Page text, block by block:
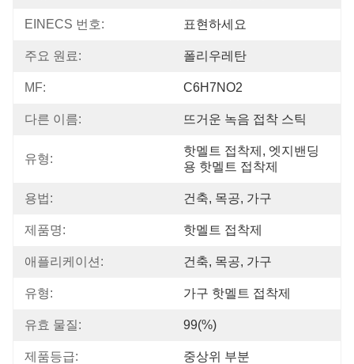
EINECS 번호: 표현하세요
주요 원료: 폴리우레탄
MF: C6H7NO2
다른 이름: 뜨거운 녹음 접착 스틱
유형:
핫멜트 접착제, 엣지밴딩
용 핫멜트 접착제
용법: 건축, 목공, 가구
제품명: 핫멜트 접착제
애플리케이션: 건축, 목공, 가구
유형: 가구 핫멜트 접착제
유효 물질: 99(%)
제품등급: 중상위 부분